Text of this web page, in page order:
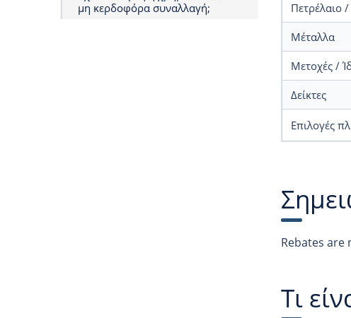
μη κερδοφόρα συναλλαγή;
Πετρέλαιο /
Μέταλλα
Μετοχές /
Δείκτες
Επιλογές
Rebates
Τι